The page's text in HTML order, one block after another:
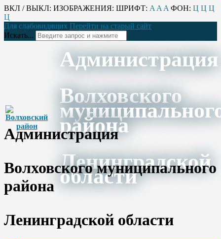
ВКЛ / ВЫКЛ: ИЗОБРАЖЕНИЯ: ШРИФТ: A A A ФОН: Ц Ц Ц
Ц
Для слабовидящих Перейти на старый сайт
Искать...
Администрация
Волховского
района
Ленинградской
области
Администрация
Волховского муниципального
района
Ленинградской области